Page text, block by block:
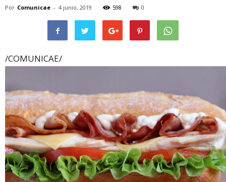
Por Comunicae - 4 junio, 2019 598 0
/COMUNICAE/